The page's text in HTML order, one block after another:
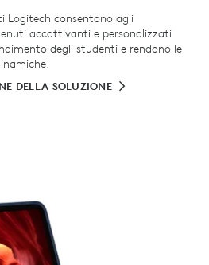
Logitech consentono agli
accattivanti e personalizzati
degli studenti e rendono le
DELLA SOLUZIONE